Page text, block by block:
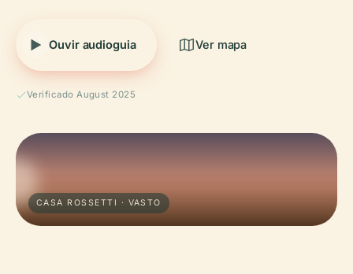
Ouvir audioguia Ver mapa
Verificado August 2025
CASA ROSSETTI · VASTO